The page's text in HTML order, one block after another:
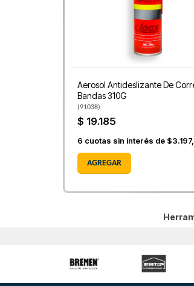
Aerosol Antideslizante De
Bandas 310G
(91038)
$ 19.185
6 cuotas sin interés de
AGREGAR